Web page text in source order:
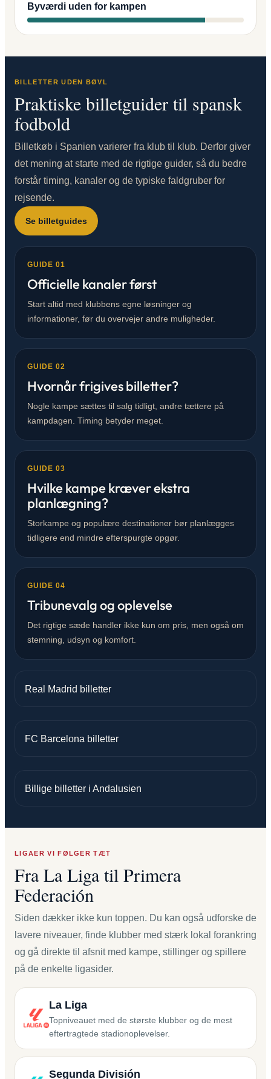
Byværdi uden for kampen
BILLETTER UDEN BØVL
Praktiske billetguider til spansk
fodbold
Billetkøb i Spanien varierer fra klub til klub. Derfor giver
det mening at starte med de rigtige guider, så du bedre
forstår timing, kanaler og de typiske faldgruber for
rejsende.
Se billetguides
GUIDE 01
Officielle kanaler først
Start altid med klubbens egne løsninger og
informationer, før du overvejer andre muligheder.
GUIDE 02
Hvornår frigives billetter?
Nogle kampe sættes til salg tidligt, andre tættere på
kampdagen. Timing betyder meget.
GUIDE 03
Hvilke kampe kræver ekstra
planlægning?
Storkampe og populære destinationer bør planlægges
tidligere end mindre efterspurgte opgør.
GUIDE 04
Tribunevalg og oplevelse
Det rigtige sæde handler ikke kun om pris, men også om
stemning, udsyn og komfort.
Real Madrid billetter
FC Barcelona billetter
Billige billetter i Andalusien
LIGAER VI FØLGER TÆT
Fra La Liga til Primera
Federación
Siden dækker ikke kun toppen. Du kan også udforske de
lavere niveauer, finde klubber med stærk lokal forankring
og gå direkte til afsnit med kampe, stillinger og spillere
på de enkelte ligasider.
La Liga
Topniveauet med de største klubber og de mest
eftertragtede stadionoplevelser.
Segunda División